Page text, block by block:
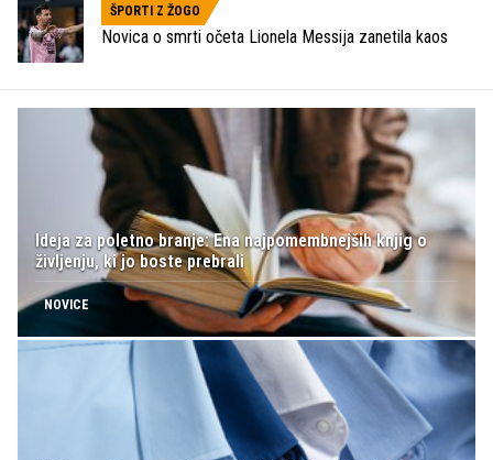
ŠPORTI Z ŽOGO
Novica o smrti očeta Lionela Messija zanetila kaos
Ideja za poletno branje: Ena najpomembnejših knjig o
življenju, ki jo boste prebrali
NOVICE